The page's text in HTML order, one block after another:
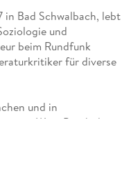
in Bad Schwalbach, lebt
und
beim Rundfunk
für diverse
und in
in Wien Psychologie
in Wien.